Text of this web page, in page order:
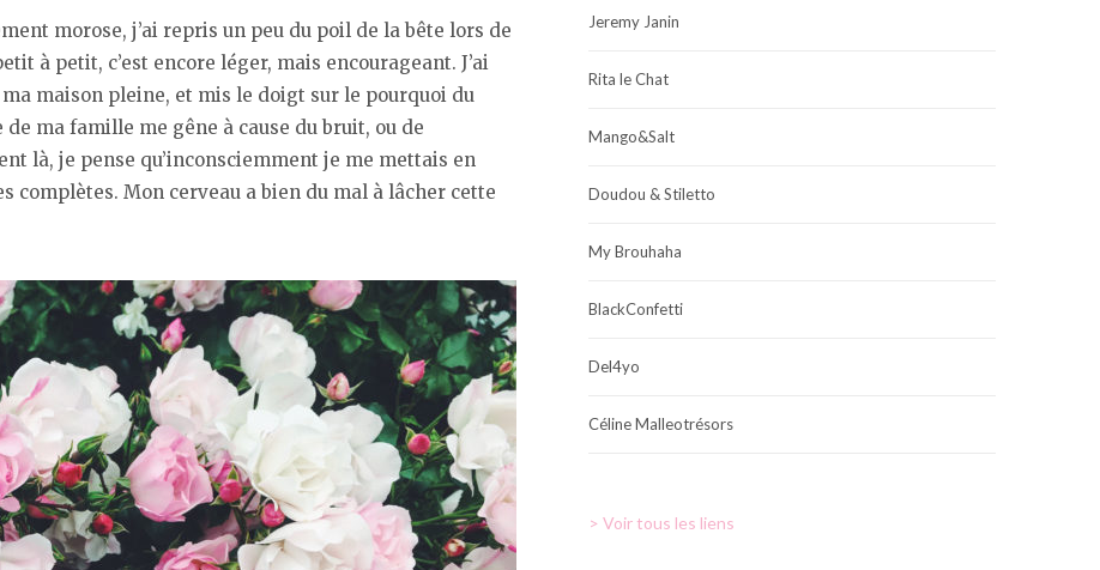
morose, j’ai repris un peu du poil de la bête lors de
à petit, c’est encore léger, mais encourageant. J’ai
maison pleine, et mis le doigt sur le pourquoi du
de ma famille me gêne à cause du bruit, ou de
là, je pense qu’inconsciemment je me mettais en
complètes. Mon cerveau a bien du mal à lâcher cette
Jeremy Janin
Rita le Chat
Mango&Salt
Doudou & Stiletto
My Brouhaha
BlackConfetti
Del4yo
Céline Malleotrésors
> Voir tous les liens